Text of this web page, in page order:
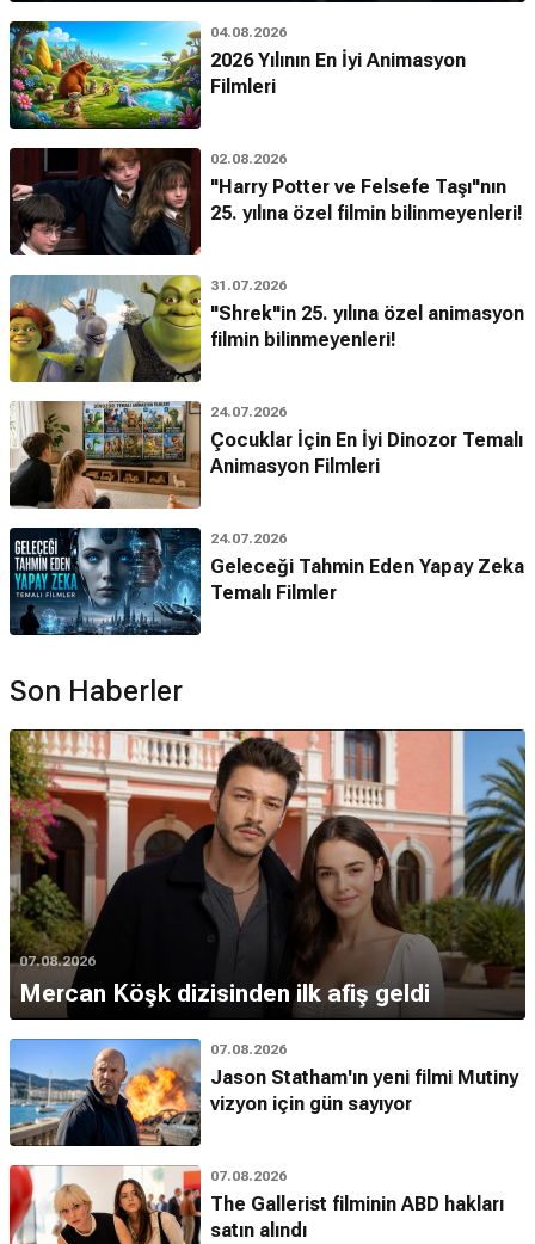
04.08.2026
2026 Yılının En İyi Animasyon
Filmleri
02.08.2026
"Harry Potter ve Felsefe Taşı"nın
25. yılına özel filmin bilinmeyenleri!
31.07.2026
"Shrek"in 25. yılına özel animasyon
filmin bilinmeyenleri!
24.07.2026
Çocuklar İçin En İyi Dinozor Temalı
Animasyon Filmleri
24.07.2026
Geleceği Tahmin Eden Yapay Zeka
Temalı Filmler
Son Haberler
07.08.2026
Mercan Köşk dizisinden ilk afiş geldi
07.08.2026
Jason Statham'ın yeni filmi Mutiny
vizyon için gün sayıyor
07.08.2026
The Gallerist filminin ABD hakları
satın alındı